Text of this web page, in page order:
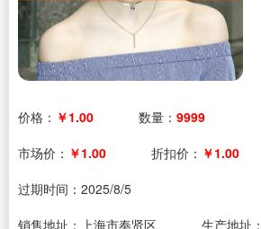
价格： ￥1.00 数量： 9999
市场价： ￥1.00 折扣价： ￥1.00
过期时间： 2025/8/5
销售地址：上海市奉贤区
生产地址